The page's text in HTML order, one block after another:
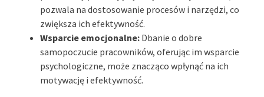
pozwala na dostosowanie procesów i narzędzi, co
zwiększa ich efektywność.
Wsparcie emocjonalne: Dbanie o dobre
samopoczucie pracowników, oferując im wsparcie
psychologiczne, może znacząco wpłynąć na ich
motywację i efektywność.